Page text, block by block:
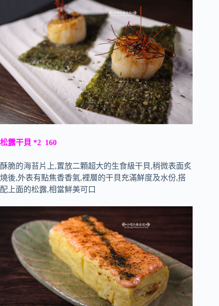
松露干貝 *2 160
酥脆的海苔片上,置放二顆超大的生食級干貝,稍微表面炙
燒後,外表有點焦香香氣,裡層的干貝充滿鮮度及水份,搭
配上面的松露,相當鮮美可口